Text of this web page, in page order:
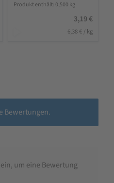
Produkt enthält: 0,500 kg
3,19 €
6,38 €/ kg
Bewertungen.
um eine Bewertung